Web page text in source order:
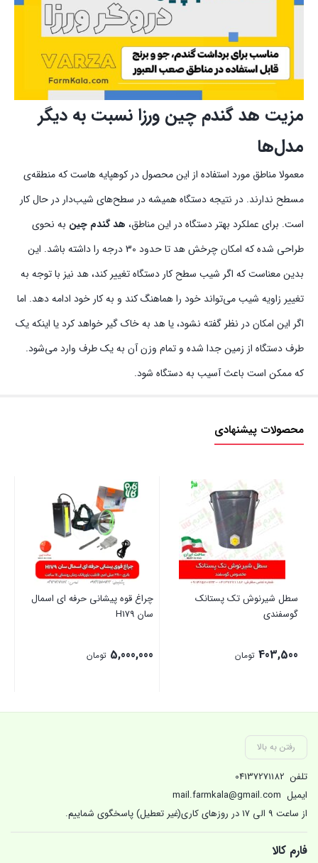
مزیت هد گندم چین ورزا نسبت به دیگر
مدل‌ها
معمولا مناطق مورد استفاده از این محصول در کوهپایه هاست که منطقه‌ی
مسطح ندارند. در نتیجه دستگاه همیشه در سطح‌های شیب‌دار در حال کار
است. برای عملکرد بهتر دستگاه در این مناطق، هد گندم چین به نحوی
طراحی شده که امکان چرخش هد تا حدود 30 درجه را داشته باشد. این
بدین معناست که اگر شیب سطح کار دستگاه تغییر کند، هد نیز با توجه به
تغییر زاویه شیب می‌تواند خود را هماهنگ کند و به کار خود ادامه دهد. اما
اگر این امکان در نظر گفته نشود، یا هد به خاک گیر خواهد کرد یا اینکه یک
طرف دستگاه از زمین جدا شده و تمام وزن آن به یک طرف وارد می‌شود.
که ممکن است باعث آسیب به دستگاه شود.
محصولات پیشنهادی
سطل شیرنوش تک پستانک
گوسفندی
403,500 تومان
چراغ قوه پیشانی حرفه ای اسمال
سان H179
5,000,000 تومان
رفتن به بالا
تلفن 04137271182
ایمیل mail.farmkala@gmail.com
از ساعت 9 الی 17 در روزهای کاری(غیر تعطیل) پاسخگوی شماییم.
فارم کالا